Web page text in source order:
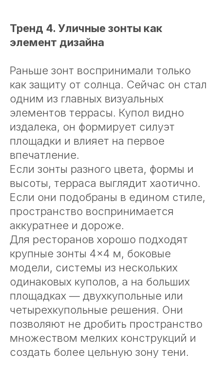
Тренд 4. Уличные зонты как
элемент дизайна
Раньше зонт воспринимали только
как защиту от солнца. Сейчас он стал
одним из главных визуальных
элементов террасы. Купол видно
издалека, он формирует силуэт
площадки и влияет на первое
впечатление.
Если зонты разного цвета, формы и
высоты, терраса выглядит хаотично.
Если они подобраны в едином стиле,
пространство воспринимается
аккуратнее и дороже.
Для ресторанов хорошо подходят
крупные зонты 4×4 м, боковые
модели, системы из нескольких
одинаковых куполов, а на больших
площадках — двухкупольные или
четырехкупольные решения. Они
позволяют не дробить пространство
множеством мелких конструкций и
создать более цельную зону тени.